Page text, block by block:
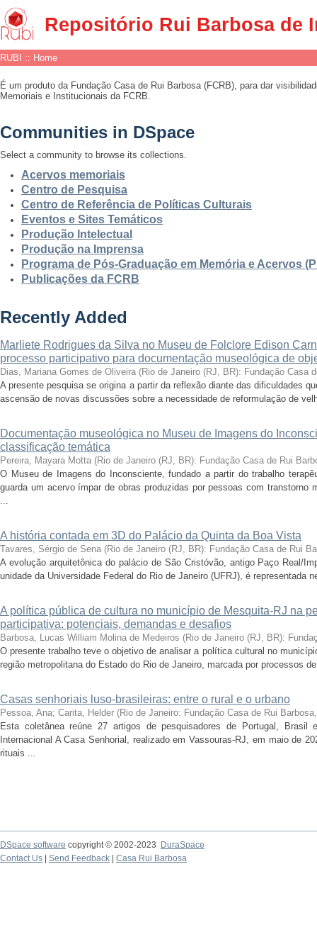
Repositório Rui Barbosa de
RUBI :: Home
RUBI :: Home
É um produto da Fundação Casa de Rui Barbosa (FCRB), para dar
Memoriais e Institucionais da FCRB.
Communities in DSpace
Select a community to browse its collections.
Acervos memoriais
Centro de Pesquisa
Centro de Referência de Políticas Culturais
Eventos e Sites Temáticos
Produção Intelectual
Produção na Imprensa
Programa de Pós-Graduação em Memória e Acervos
Publicações da FCRB
Recently Added
Marliete Rodrigues da Silva no Museu de Folclore Edison
processo participativo para documentação museológica de
Dias, Mariana Gomes de Oliveira (Rio de Janeiro (RJ, BR): Fundação Casa
A presente pesquisa se origina a partir da reflexão diante das dificuldades
ascensão de novas discussões sobre a necessidade de reformulação de
Documentação museológica no Museu de Imagens do
classificação temática
Pereira, Mayara Motta (Rio de Janeiro (RJ, BR): Fundação Casa de Rui
O Museu de Imagens do Inconsciente, fundado a partir do trabalho
guarda um acervo ímpar de obras produzidas por pessoas com transtorno
...
A história contada em 3D do Palácio da Quinta da Boa Vista
Tavares, Sérgio de Sena (Rio de Janeiro (RJ, BR): Fundação Casa de Rui
A evolução arquitetônica do palácio de São Cristóvão, antigo Paço Real/
unidade da Universidade Federal do Rio de Janeiro (UFRJ), é representada
A política pública de cultura no município de Mesquita-RJ na
participativa: potenciais, demandas e desafios
Barbosa, Lucas William Molina de Medeiros (Rio de Janeiro (RJ, BR):
O presente trabalho teve o objetivo de analisar a política cultural no
região metropolitana do Estado do Rio de Janeiro, marcada por processos
Casas senhoriais luso-brasileiras: entre o rural e o urbano
Pessoa, Ana; Carita, Helder (Rio de Janeiro: Fundação Casa de Rui
Esta coletânea reúne 27 artigos de pesquisadores de Portugal, Brasil
Internacional A Casa Senhorial, realizado em Vassouras-RJ, em maio de
rituais ...
DSpace software copyright © 2002-2023
DuraSpace
Contact Us
Send Feedback Casa Rui Barbosa